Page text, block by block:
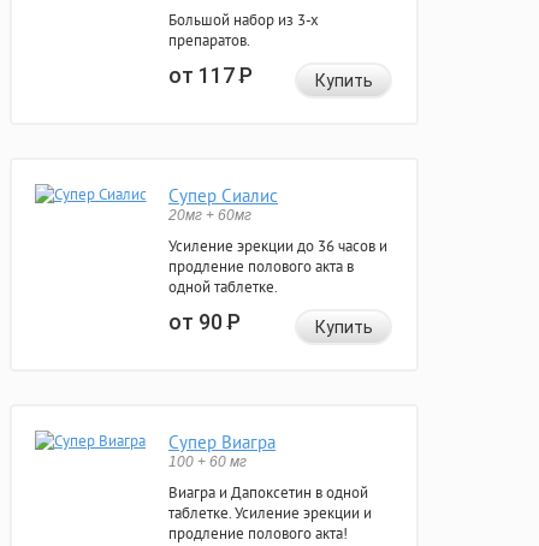
Большой набор из 3-х
препаратов.
от 117Р Купить
Супер Сиалис
20мг + 60мг
Усиление эрекции до 36 часов и
продление полового акта в
одной таблетке.
от 90Р Купить
Супер Виагра
100 + 60 мг
Виагра и Дапоксетин в одной
таблетке. Усиление эрекции и
продление полового акта!